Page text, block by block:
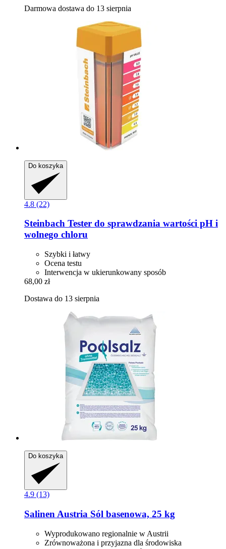
Darmowa dostawa do 13 sierpnia
Do koszyka
4.8 (22)
Steinbach Tester do sprawdzania wartości pH i
wolnego chloru
Szybki i łatwy
Ocena testu
Interwencja w ukierunkowany sposób
68,00 zł
Dostawa do 13 sierpnia
Do koszyka
4.9 (13)
Salinen Austria Sól basenowa, 25 kg
Wyprodukowano regionalnie w Austrii
Zrównoważona i przyjazna dla środowiska